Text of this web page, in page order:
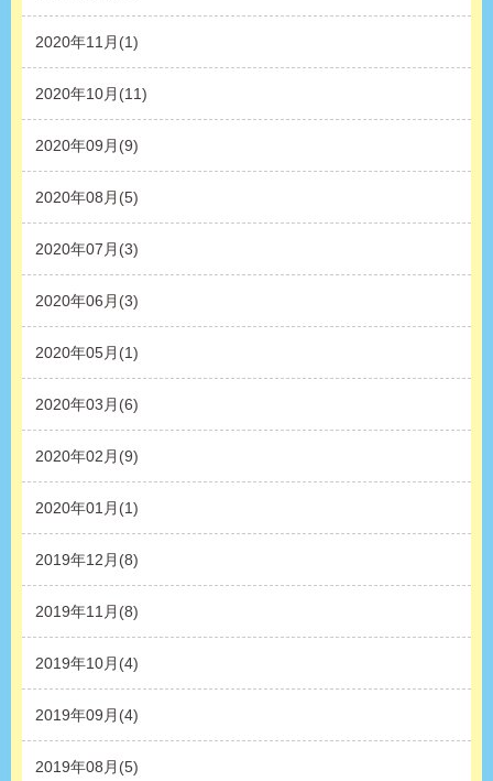
2020年11月(1)
2020年10月(11)
2020年09月(9)
2020年08月(5)
2020年07月(3)
2020年06月(3)
2020年05月(1)
2020年03月(6)
2020年02月(9)
2020年01月(1)
2019年12月(8)
2019年11月(8)
2019年10月(4)
2019年09月(4)
2019年08月(5)